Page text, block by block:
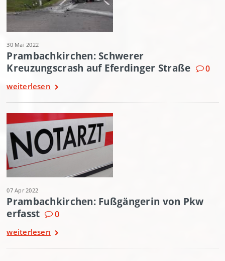
30 Mai 2022
Prambachkirchen: Schwerer
Kreuzungscrash auf Eferdinger Straße
0
weiterlesen
07 Apr 2022
Prambachkirchen: Fußgängerin von Pkw
erfasst
0
weiterlesen